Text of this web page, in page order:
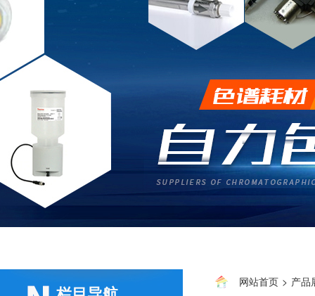
网站首页 > 产品